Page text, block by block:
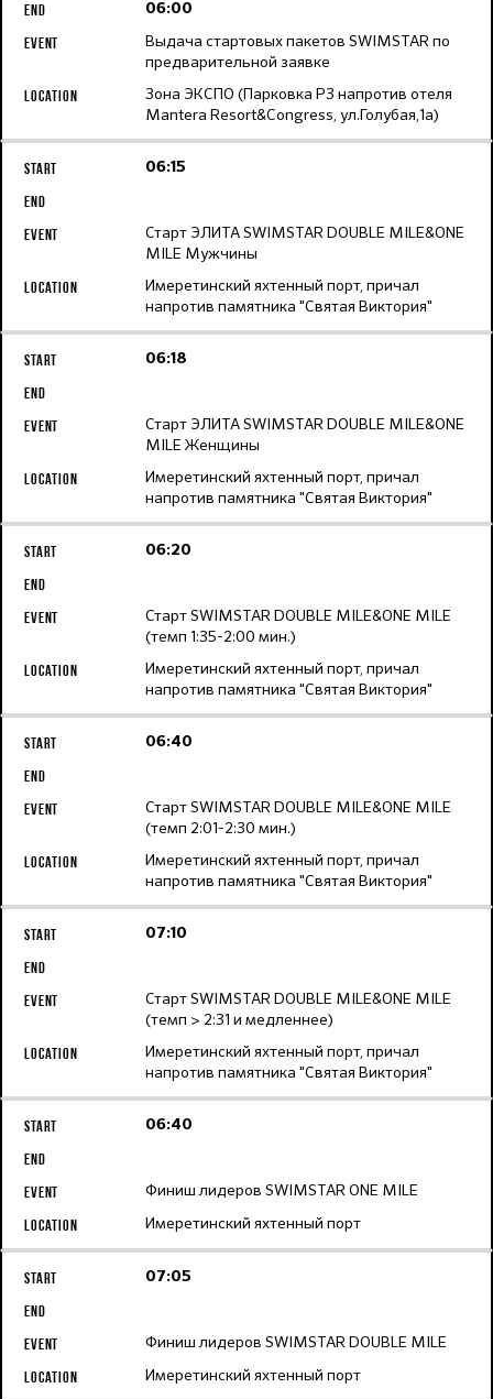
06:00
Выдача стартовых пакетов SWIMSTAR по
предварительной заявке
Зона ЭКСПО (Парковка Р3 напротив отеля
Mantera Resort&Congress, ул.Голубая,1а)
06:15
Старт ЭЛИТА SWIMSTAR DOUBLE MILE&ONE
MILE Мужчины
Имеретинский яхтенный порт, причал
напротив памятника "Святая Виктория"
06:18
Старт ЭЛИТА SWIMSTAR DOUBLE MILE&ONE
MILE Женщины
Имеретинский яхтенный порт, причал
напротив памятника "Святая Виктория"
06:20
Старт SWIMSTAR DOUBLE MILE&ONE MILE
(темп 1:35-2:00 мин.)
Имеретинский яхтенный порт, причал
напротив памятника "Святая Виктория"
06:40
Старт SWIMSTAR DOUBLE MILE&ONE MILE
(темп 2:01-2:30 мин.)
Имеретинский яхтенный порт, причал
напротив памятника "Святая Виктория"
07:10
Старт SWIMSTAR DOUBLE MILE&ONE MILE
(темп > 2:31 и медленнее)
Имеретинский яхтенный порт, причал
напротив памятника "Святая Виктория"
06:40
Финиш лидеров SWIMSTAR ONE MILE
Имеретинский яхтенный порт
07:05
Финиш лидеров SWIMSTAR DOUBLE MILE
Имеретинский яхтенный порт